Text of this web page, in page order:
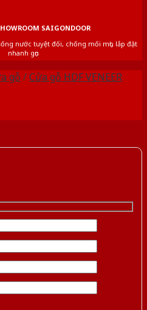
SAIGONDOOR
nước tuyệt đối, chống mối mọt, lắp đặt
nhanh gọn
gỗ /Cửa gỗ HDF VENEER